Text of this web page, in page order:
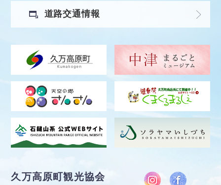
道路交通情報
久万高原町観光協会